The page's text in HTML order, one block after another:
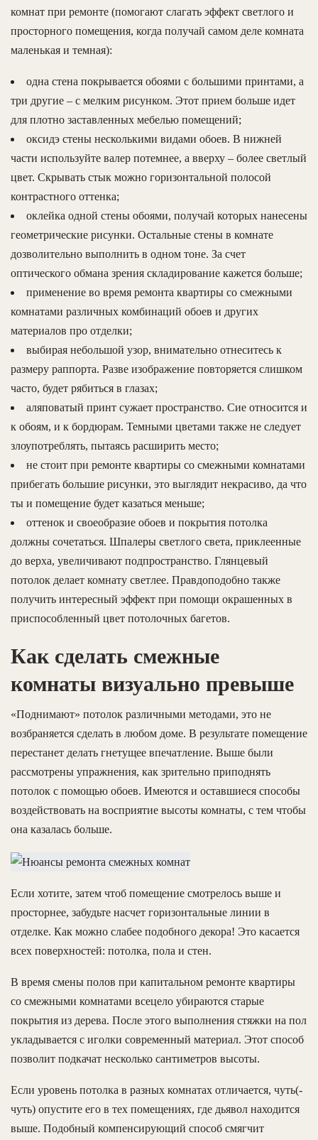
комнат при ремонте (помогают слагать эффект светлого и
просторного помещения, когда получай самом деле комната
маленькая и темная):
одна стена покрывается обоями с большими принтами, а
три другие – с мелким рисунком. Этот прием больше идет
для плотно заставленных мебелью помещений;
оксидэ стены несколькими видами обоев. В нижней
части используйте валер потемнее, а вверху – более светлый
цвет. Скрывать стык можно горизонтальной полосой
контрастного оттенка;
оклейка одной стены обоями, получай которых нанесены
геометрические рисунки. Остальные стены в комнате
дозволительно выполнить в одном тоне. За счет
оптического обмана зрения складирование кажется больше;
применение во время ремонта квартиры со смежными
комнатами различных комбинаций обоев и других
материалов про отделки;
выбирая небольшой узор, внимательно отнеситесь к
размеру раппорта. Разве изображение повторяется слишком
часто, будет рябиться в глазах;
аляповатый принт сужает пространство. Сие относится и
к обоям, и к бордюрам. Темными цветами также не следует
злоупотреблять, пытаясь расширить место;
не стоит при ремонте квартиры со смежными комнатами
прибегать большие рисунки, это выглядит некрасиво, да что
ты и помещение будет казаться меньше;
оттенок и своеобразие обоев и покрытия потолка
должны сочетаться. Шпалеры светлого света, приклеенные
до верха, увеличивают подпространство. Глянцевый
потолок делает комнату светлее. Правдоподобно также
получить интересный эффект при помощи окрашенных в
приспособленный цвет потолочных багетов.
Как сделать смежные
комнаты визуально превыше
«Поднимают» потолок различными методами, это не
возбраняется сделать в любом доме. В результате помещение
перестанет делать гнетущее впечатление. Выше были
рассмотрены упражнения, как зрительно приподнять
потолок с помощью обоев. Имеются и оставшиеся способы
воздействовать на восприятие высоты комнаты, с тем чтобы
она казалась больше.
Если хотите, затем чтоб помещение смотрелось выше и
просторнее, забудьте насчет горизонтальные линии в
отделке. Как можно слабее подобного декора! Это касается
всех поверхностей: потолка, пола и стен.
В время смены полов при капитальном ремонте квартиры
со смежными комнатами всецело убираются старые
покрытия из дерева. После этого выполнения стяжки на пол
укладывается с иголки современный материал. Этот способ
позволит подкачат несколько сантиметров высоты.
Если уровень потолка в разных комнатах отличается, чуть(-
чуть) опустите его в тех помещениях, где дьявол находится
выше. Подобный компенсирующий способ смягчит